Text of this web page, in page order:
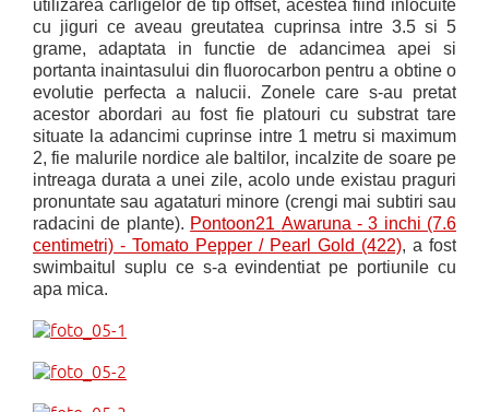
utilizarea carligelor de tip offset, acestea fiind inlocuite
cu jiguri ce aveau greutatea cuprinsa intre 3.5 si 5
grame, adaptata in functie de adancimea apei si
portanta inaintasului din fluorocarbon pentru a obtine o
evolutie perfecta a nalucii. Zonele care s-au pretat
acestor abordari au fost fie platouri cu substrat tare
situate la adancimi cuprinse intre 1 metru si maximum
2, fie malurile nordice ale baltilor, incalzite de soare pe
intreaga durata a unei zile, acolo unde existau praguri
pronuntate sau agataturi minore (crengi mai subtiri sau
radacini de plante). Pontoon21 Awaruna - 3 inchi (7.6
centimetri) - Tomato Pepper / Pearl Gold (422), a fost
swimbaitul suplu ce s-a evindentiat pe portiunile cu
apa mica.